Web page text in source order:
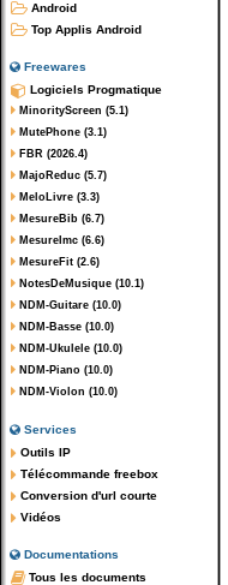
Android
Top Applis Android
Freewares
Logiciels Progmatique
MinorityScreen (5.1)
MutePhone (3.1)
FBR (2026.4)
MajoReduc (5.7)
MeloLivre (3.3)
MesureBib (6.7)
MesureImc (6.6)
MesureFit (2.6)
NotesDeMusique (10.1)
NDM-Guitare (10.0)
NDM-Basse (10.0)
NDM-Ukulele (10.0)
NDM-Piano (10.0)
NDM-Violon (10.0)
Services
Outils IP
Télécommande freebox
Conversion d'url courte
Vidéos
Documentations
Tous les documents